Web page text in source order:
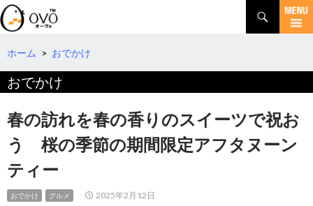
検
索
コ
テ
ツ
へ
移
動
ホーム > おでかけ
おでかけ
春の訪れを春の香りのスイーツで祝お
う 桜の季節の期間限定アフタヌーン
ティー
おでかけ グルメ 2025年2月12日